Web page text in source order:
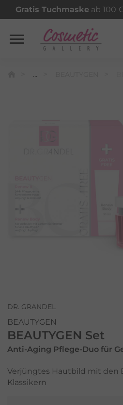
Gratis Tuchmaske ab 100
...
DR. GRANDEL
BEAUTYGEN
BEAUTYGEN Set
Anti-Aging Pflege-Duo für
Verjüngtes Hautbild mit den
Klassikern